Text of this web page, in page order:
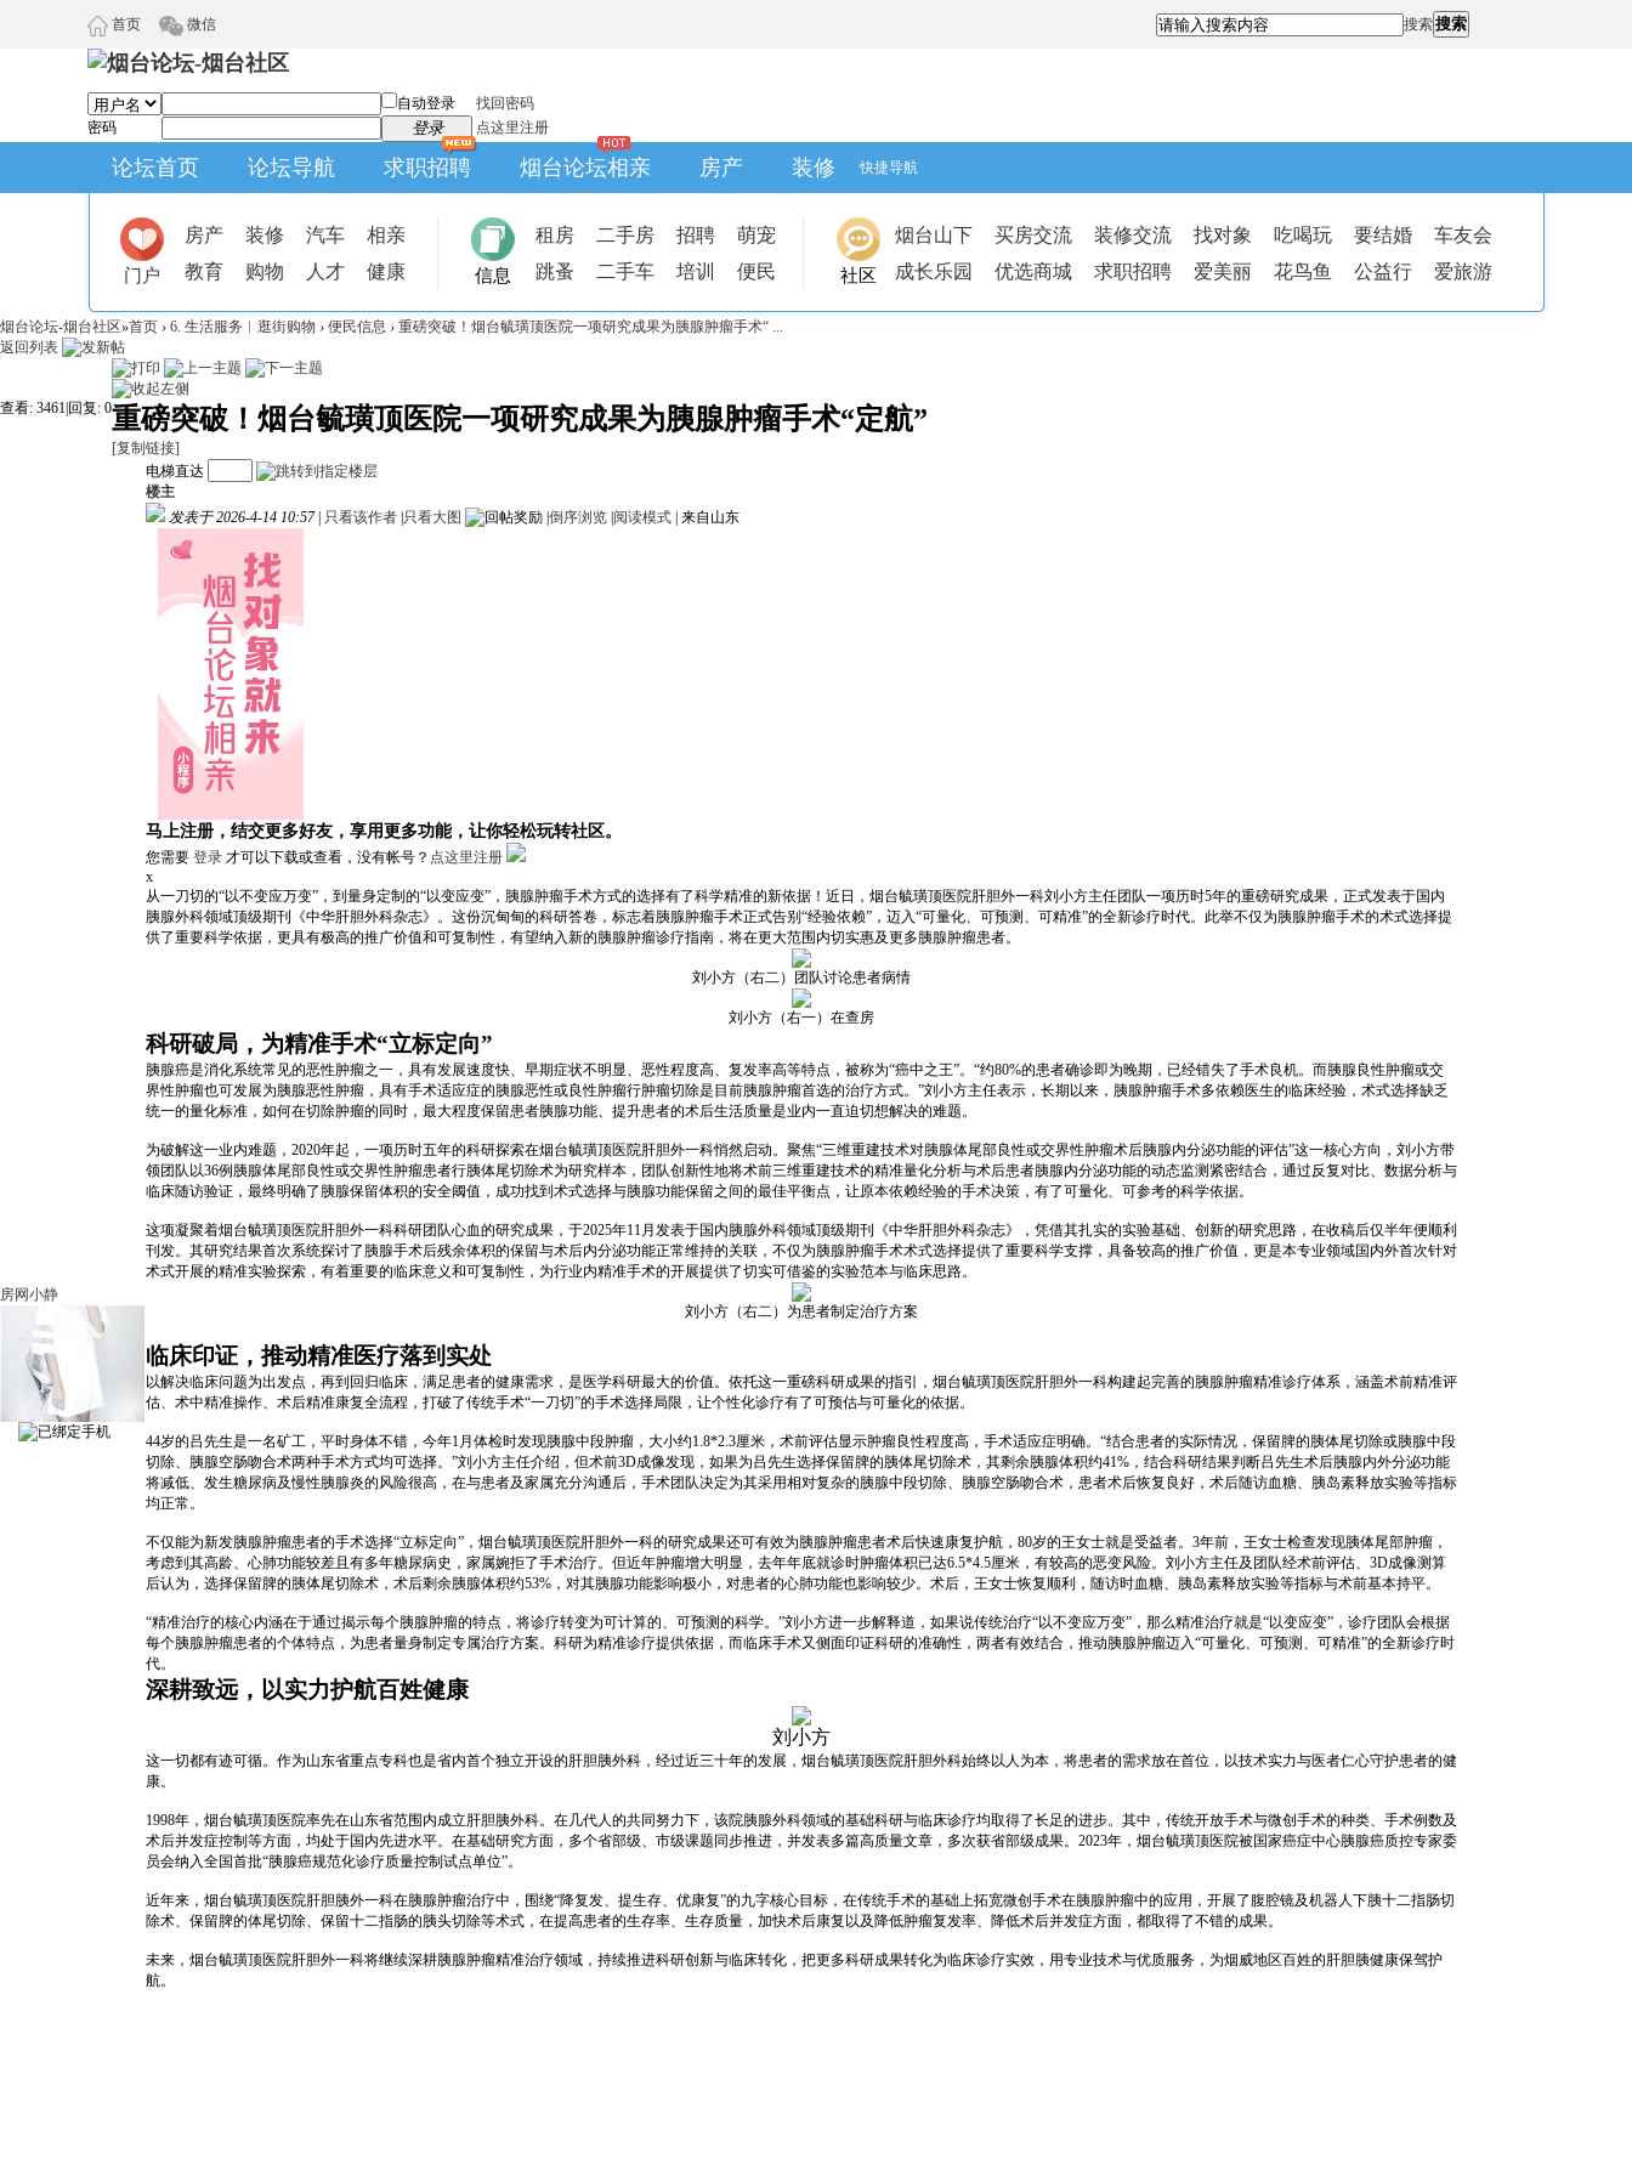
首页 微信 搜索搜索
自动登录
找回密码
密码
登录 点这里注册
论坛首页 论坛导航 求职招聘 烟台论坛相亲 房产 装修 快捷导航
门户
房产 装修 汽车
相亲
教育
购物 人才 健康 信息
租房 二手房 招聘
萌宠
跳蚤
二手车 培训 便民 社区
烟台山下 买房交流 装修交流 找对象 吃喝玩 要结婚
车友会
成长乐园
优选商城 求职招聘 爱美丽 花鸟鱼 公益行 爱旅游
烟台论坛-烟台社区»首页 › 6. 生活服务︱逛街购物 › 便民信息 › 重磅突破！烟台毓璜顶医院一项研究成果为胰腺肿瘤手术“ ...
返回列表
查看: 3461 回复: 0重磅突破！烟台毓璜顶医院一项研究成果为胰腺肿瘤手术“定航”
[复制链接]
房网小静
电梯直达
楼主
发表于 2026-4-14 10:57
只看该作者 只看大图 倒序浏览 阅读模式 来自山东
马上注册，结交更多好友，享用更多功能，让你轻松玩转社区。
您需要 登录 才可以下载或查看，没有帐号？ 点这里注册
x
从一刀切的“以不变应万变”，到量身定制的“以变应变”，胰腺肿瘤手术方式的选择有了科学精准的新依据！近日，烟台毓璜顶医院肝胆外一科刘小方主任团队一项历时5年的重磅研究成果，正式发表于国内
胰腺外科领域顶级期刊《中华肝胆外科杂志》。这份沉甸甸的科研答卷，标志着胰腺肿瘤手术正式告别“经验依赖”，迈入“可量化、可预测、可精准”的全新诊疗时代。此举不仅为胰腺肿瘤手术的术式选择提
供了重要科学依据，更具有极高的推广价值和可复制性，有望纳入新的胰腺肿瘤诊疗指南，将在更大范围内切实惠及更多胰腺肿瘤患者。
刘小方（右二）团队讨论患者病情
刘小方（右一）在查房
科研破局，为精准手术“立标定向”
胰腺癌是消化系统常见的恶性肿瘤之一，具有发展速度快、早期症状不明显、恶性程度高、复发率高等特点，被称为“癌中之王”。“约80%的患者确诊即为晚期，已经错失了手术良机。而胰腺良性肿瘤或交
界性肿瘤也可发展为胰腺恶性肿瘤，具有手术适应症的胰腺恶性或良性肿瘤行肿瘤切除是目前胰腺肿瘤首选的治疗方式。”刘小方主任表示，长期以来，胰腺肿瘤手术多依赖医生的临床经验，术式选择缺乏
统一的量化标准，如何在切除肿瘤的同时，最大程度保留患者胰腺功能、提升患者的术后生活质量是业内一直迫切想解决的难题。
为破解这一业内难题，2020年起，一项历时五年的科研探索在烟台毓璜顶医院肝胆外一科悄然启动。聚焦“三维重建技术对胰腺体尾部良性或交界性肿瘤术后胰腺内分泌功能的评估”这一核心方向，刘小方带
领团队以36例胰腺体尾部良性或交界性肿瘤患者行胰体尾切除术为研究样本，团队创新性地将术前三维重建技术的精准量化分析与术后患者胰腺内分泌功能的动态监测紧密结合，通过反复对比、数据分析与
临床随访验证，最终明确了胰腺保留体积的安全阈值，成功找到术式选择与胰腺功能保留之间的最佳平衡点，让原本依赖经验的手术决策，有了可量化、可参考的科学依据。
这项凝聚着烟台毓璜顶医院肝胆外一科科研团队心血的研究成果，于2025年11月发表于国内胰腺外科领域顶级期刊《中华肝胆外科杂志》，凭借其扎实的实验基础、创新的研究思路，在收稿后仅半年便顺利
刊发。其研究结果首次系统探讨了胰腺手术后残余体积的保留与术后内分泌功能正常维持的关联，不仅为胰腺肿瘤手术术式选择提供了重要科学支撑，具备较高的推广价值，更是本专业领域国内外首次针对
术式开展的精准实验探索，有着重要的临床意义和可复制性，为行业内精准手术的开展提供了切实可借鉴的实验范本与临床思路。
刘小方（右二）为患者制定治疗方案
临床印证，推动精准医疗落到实处
以解决临床问题为出发点，再到回归临床，满足患者的健康需求，是医学科研最大的价值。依托这一重磅科研成果的指引，烟台毓璜顶医院肝胆外一科构建起完善的胰腺肿瘤精准诊疗体系，涵盖术前精准评
估、术中精准操作、术后精准康复全流程，打破了传统手术“一刀切”的手术选择局限，让个性化诊疗有了可预估与可量化的依据。
44岁的吕先生是一名矿工，平时身体不错，今年1月体检时发现胰腺中段肿瘤，大小约1.8*2.3厘米，术前评估显示肿瘤良性程度高，手术适应症明确。“结合患者的实际情况，保留脾的胰体尾切除或胰腺中段
切除、胰腺空肠吻合术两种手术方式均可选择。”刘小方主任介绍，但术前3D成像发现，如果为吕先生选择保留脾的胰体尾切除术，其剩余胰腺体积约41%，结合科研结果判断吕先生术后胰腺内外分泌功能
将减低、发生糖尿病及慢性胰腺炎的风险很高，在与患者及家属充分沟通后，手术团队决定为其采用相对复杂的胰腺中段切除、胰腺空肠吻合术，患者术后恢复良好，术后随访血糖、胰岛素释放实验等指标
均正常。
不仅能为新发胰腺肿瘤患者的手术选择“立标定向”，烟台毓璜顶医院肝胆外一科的研究成果还可有效为胰腺肿瘤患者术后快速康复护航，80岁的王女士就是受益者。3年前，王女士检查发现胰体尾部肿瘤，
考虑到其高龄、心肺功能较差且有多年糖尿病史，家属婉拒了手术治疗。但近年肿瘤增大明显，去年年底就诊时肿瘤体积已达6.5*4.5厘米，有较高的恶变风险。刘小方主任及团队经术前评估、3D成像测算
后认为，选择保留脾的胰体尾切除术，术后剩余胰腺体积约53%，对其胰腺功能影响极小，对患者的心肺功能也影响较少。术后，王女士恢复顺利，随访时血糖、胰岛素释放实验等指标与术前基本持平。
“精准治疗的核心内涵在于通过揭示每个胰腺肿瘤的特点，将诊疗转变为可计算的、可预测的科学。”刘小方进一步解释道，如果说传统治疗“以不变应万变”，那么精准治疗就是“以变应变”，诊疗团队会根据
每个胰腺肿瘤患者的个体特点，为患者量身制定专属治疗方案。科研为精准诊疗提供依据，而临床手术又侧面印证科研的准确性，两者有效结合，推动胰腺肿瘤迈入“可量化、可预测、可精准”的全新诊疗时
代。
深耕致远，以实力护航百姓健康
刘小方
这一切都有迹可循。作为山东省重点专科也是省内首个独立开设的肝胆胰外科，经过近三十年的发展，烟台毓璜顶医院肝胆外科始终以人为本，将患者的需求放在首位，以技术实力与医者仁心守护患者的健
康。
1998年，烟台毓璜顶医院率先在山东省范围内成立肝胆胰外科。在几代人的共同努力下，该院胰腺外科领域的基础科研与临床诊疗均取得了长足的进步。其中，传统开放手术与微创手术的种类、手术例数及
术后并发症控制等方面，均处于国内先进水平。在基础研究方面，多个省部级、市级课题同步推进，并发表多篇高质量文章，多次获省部级成果。2023年，烟台毓璜顶医院被国家癌症中心胰腺癌质控专家委
员会纳入全国首批“胰腺癌规范化诊疗质量控制试点单位”。
近年来，烟台毓璜顶医院肝胆胰外一科在胰腺肿瘤治疗中，围绕“降复发、提生存、优康复”的九字核心目标，在传统手术的基础上拓宽微创手术在胰腺肿瘤中的应用，开展了腹腔镜及机器人下胰十二指肠切
除术、保留脾的体尾切除、保留十二指肠的胰头切除等术式，在提高患者的生存率、生存质量，加快术后康复以及降低肿瘤复发率、降低术后并发症方面，都取得了不错的成果。
未来，烟台毓璜顶医院肝胆外一科将继续深耕胰腺肿瘤精准治疗领域，持续推进科研创新与临床转化，把更多科研成果转化为临床诊疗实效，用专业技术与优质服务，为烟威地区百姓的肝胆胰健康保驾护
航。